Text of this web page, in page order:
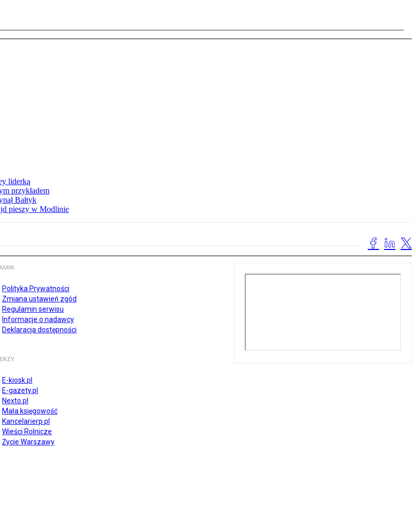
liderką
przykładem
Bałtyk
pieszy w Modlinie
Polityka Prywatności
Zmiana ustawień zgód
Regulamin serwisu
Informacje o nadawcy
Deklaracja dostępności
E-kiosk.pl
E-gazety.pl
Nexto.pl
Mała księgowość
Kancelarierp.pl
Wieści Rolnicze
Życie Warszawy